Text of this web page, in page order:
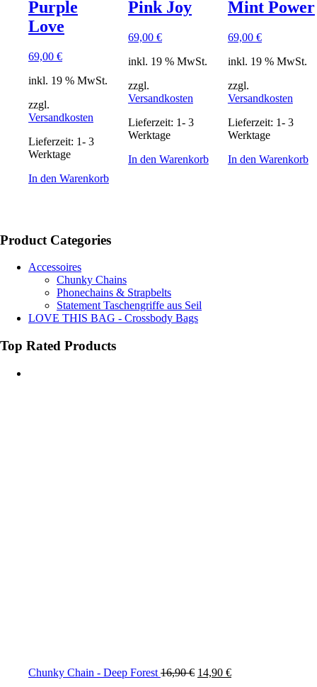
Purple
Love
69,00 €
inkl. 19 % MwSt.
zzgl.
Versandkosten
Lieferzeit: 1- 3
Werktage
In den Warenkorb
Pink Joy
69,00 €
inkl. 19 % MwSt.
zzgl.
Versandkosten
Lieferzeit: 1- 3
Werktage
In den Warenkorb
Mint Power
69,00 €
inkl. 19 % MwSt.
zzgl.
Versandkosten
Lieferzeit: 1- 3
Werktage
In den Warenkorb
Product Categories
Accessoires
Chunky Chains
Phonechains & Strapbelts
Statement Taschengriffe aus Seil
LOVE THIS BAG - Crossbody Bags
Top Rated Products
Chunky Chain - Deep Forest 16,90€ Ursprünglicher
14,90 €Aktueller